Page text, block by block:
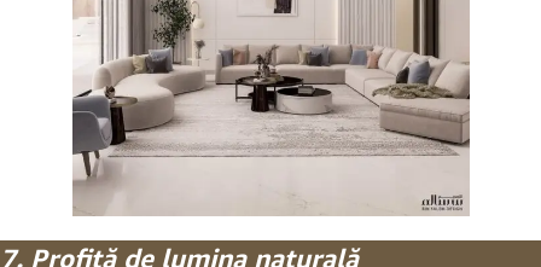
7. Profită de lumina naturală